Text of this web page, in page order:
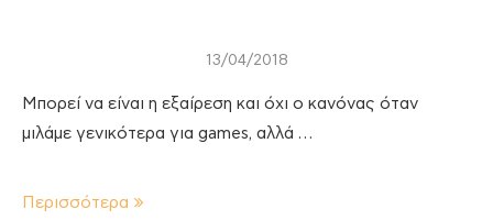
13/04/2018
Μπορεί να είναι η εξαίρεση και όχι ο κανόνας όταν
μιλάμε γενικότερα για games, αλλά …
Περισσότερα